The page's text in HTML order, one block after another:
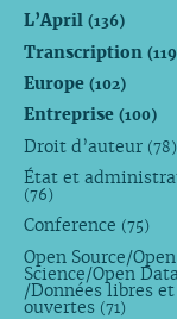
L’April (136)
Transcription
Europe (102)
Entreprise (100)
Droit d’auteur (78)
État et
(76)
Conference (75)
Open Source/Open
Science/Open
/Données libres et
ouvertes (71)